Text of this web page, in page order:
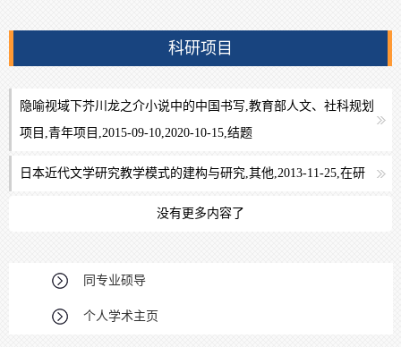
科研项目
隐喻视域下芥川龙之介小说中的中国书写,教育部人文、社科规划
项目,青年项目,2015-09-10,2020-10-15,结题
日本近代文学研究教学模式的建构与研究,其他,2013-11-25,在研
没有更多内容了
同专业硕导
个人学术主页